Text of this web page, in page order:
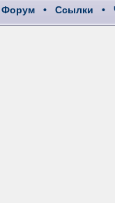
Форум • Ссылки •